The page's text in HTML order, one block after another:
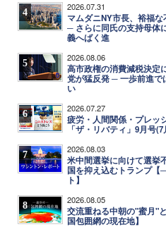
4 2026.07.31
マムダニNY市長、裕福
─ さらに同氏の支持母体
義へばく進
5 2026.08.06
高市政権の消費減税決定
党が猛反発 ─ 一歩前進で
い
6 2026.07.27
疲労・人間関係・プレ
「ザ・リバティ」9月号
7 2026.08.03
米中間選挙に向けて選挙
国を抑え込むトランプ
ト】
8 2026.08.05
交流重ねる中朝の"蜜月"
国包囲網の現在地】